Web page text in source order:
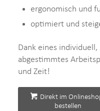
ergonomisch und
optimiert und
Dank eines
abgestimmtes
und Zeit!
Direkt im
bestellen